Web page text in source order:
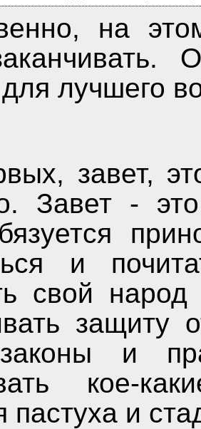
лучшего
Завет -
и
свой
защиту
и
кое-
пастуха и